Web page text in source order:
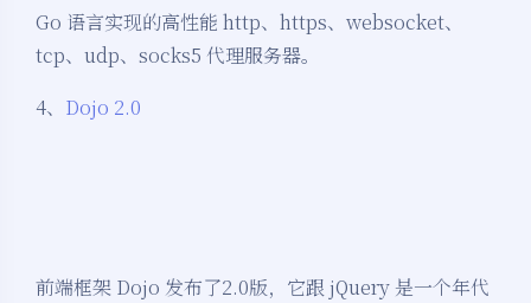
Go 语言实现的高性能 http、https、websocket、
tcp、udp、socks5 代理服务器。
4、 Dojo 2.0
前端框架 Dojo 发布了2.0版，它跟 jQuery 是一个年代